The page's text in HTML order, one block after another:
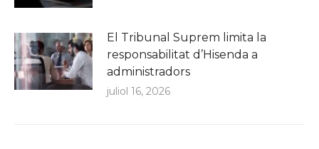
El Tribunal Suprem limita la
responsabilitat d’Hisenda a
administradors
juliol 16, 2026